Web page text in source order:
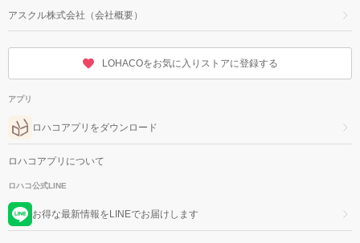
アスクル株式会社（会社概要）
LOHACOをお気に入りストアに登録する
アプリ
ロハコアプリをダウンロード
ロハコアプリについて
ロハコ公式LINE
お得な最新情報をLINEでお届けします